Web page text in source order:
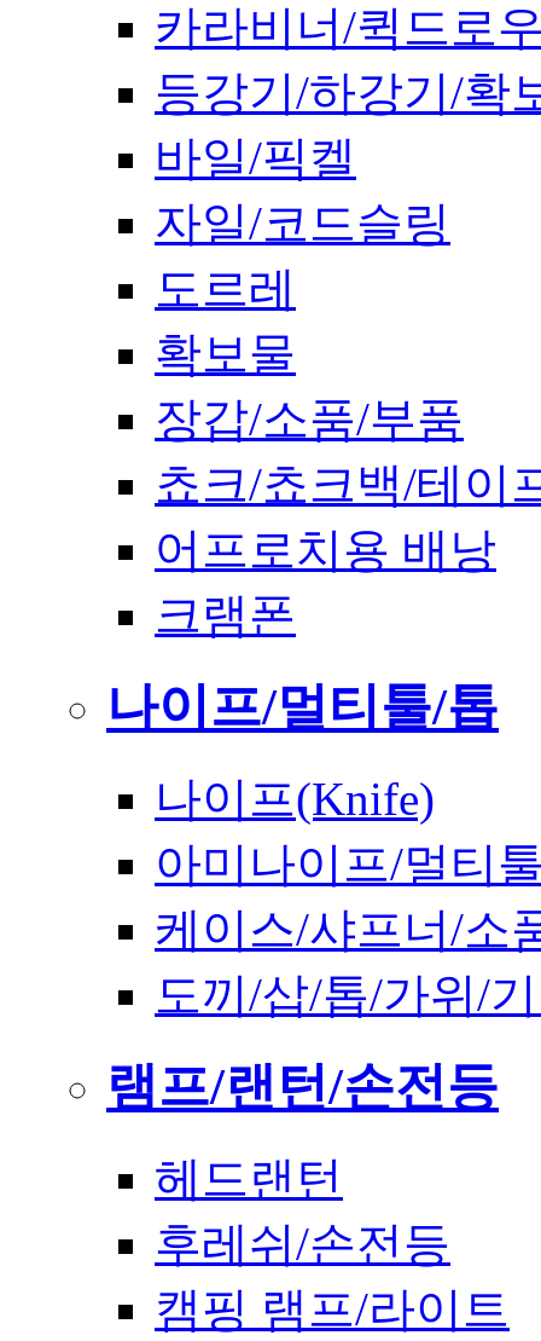
카라비너/퀵드로
등강기/하강기/확
바일/픽켈
자일/코드슬링
도르레
확보물
장갑/소품/부품
쵸크/쵸크백/테이
어프로치용 배낭
크램폰
나이프/멀티툴/톱
나이프(Knife)
아미나이프/멀티
케이스/샤프너/소
도끼/삽/톱/가위/
램프/랜턴/손전등
헤드랜턴
후레쉬/손전등
캠핑 램프/라이트